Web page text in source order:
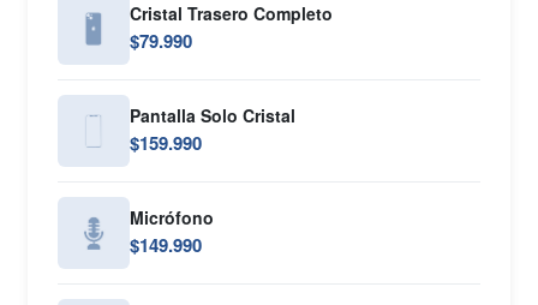
Cristal Trasero Completo
$79.990
Pantalla Solo Cristal
$159.990
Micrófono
$149.990